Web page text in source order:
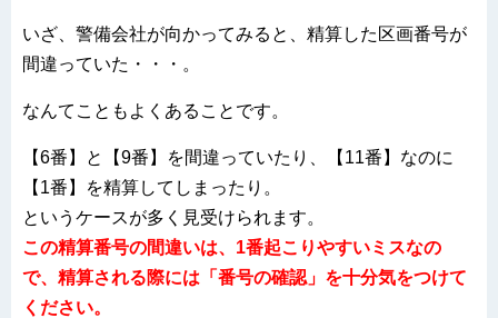
いざ、警備会社が向かってみると、精算した区画番号が
間違っていた・・・。
なんてこともよくあることです。
【6番】と【9番】を間違っていたり、【11番】なのに
【1番】を精算してしまったり。
というケースが多く見受けられます。
この精算番号の間違いは、1番起こりやすいミスなの
で、精算される際には「番号の確認」を十分気をつけて
ください。